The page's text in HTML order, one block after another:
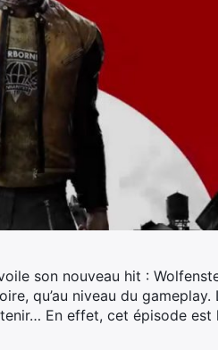
son nouveau hit :
qu’au niveau du
En effet, cet épisode